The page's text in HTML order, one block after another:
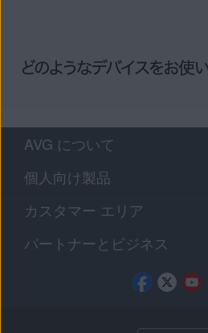
AVG について
個人向け製品
カスタマー エリア
パートナーとビジネス